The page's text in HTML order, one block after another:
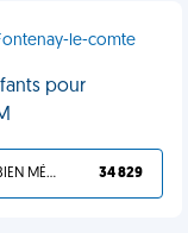
le-comte
pour
TU L'AS BIEN MÉRITÉ 34 829